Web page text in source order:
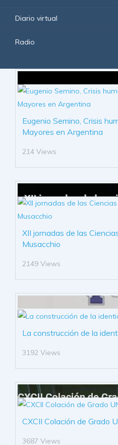
Diario virtual
Radio
Eugenio Semino, Crisis
Mayores en Argentina
214 Views
XII jornadas de las
Musacchio
2149 Views
La construcción de la
3192 Views
CXCII Colación de Grado
3687 Views